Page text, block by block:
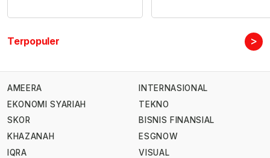
Terpopuler >
AMEERA
EKONOMI SYARIAH
SKOR
KHAZANAH
IQRA
INTERNASIONAL
TEKNO
BISNIS FINANSIAL
ESGNOW
VISUAL